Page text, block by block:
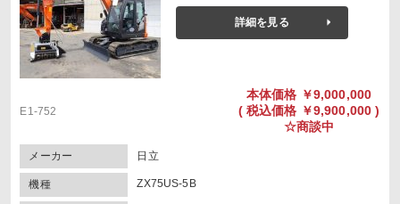
詳細を見る
E1-752
本体価格 ￥9,000,000
( 税込価格 ￥9,900,000 )
☆商談中
メーカー 日立
機種 ZX75US-5B